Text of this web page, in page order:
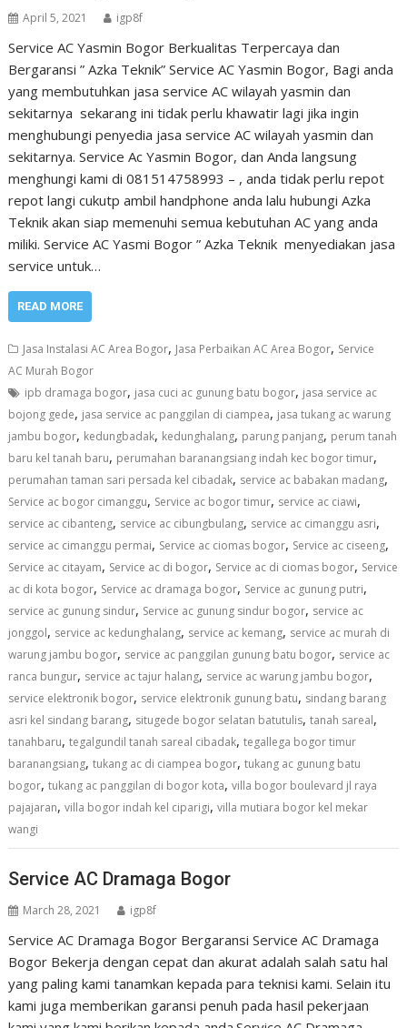
April 5, 2021 igp8f
Service AC Yasmin Bogor Berkualitas Terpercaya dan
Bergaransi ” Azka Teknik” Service AC Yasmin Bogor, Bagi anda
yang membutuhkan jasa service AC wilayah yasmin dan
sekitarnya sekarang ini tidak perlu khawatir lagi jika ingin
menghubungi penyedia jasa service AC wilayah yasmin dan
sekitarnya. Service Ac Yasmin Bogor, dan Anda langsung
menghungi kami di 081514758993 – , anda tidak perlu repot
repot langi cukutp ambil handphone anda lalu hubungi Azka
Teknik akan siap memenuhi semua kebutuhan AC yang anda
miliki. Service AC Yasmi Bogor ” Azka Teknik menyediakan jasa
service untuk…
READ MORE
Jasa Instalasi AC Area Bogor, Jasa Perbaikan AC Area Bogor, Service
AC Murah Bogor
ipb dramaga bogor, jasa cuci ac gunung batu bogor, jasa service ac
bojong gede, jasa service ac panggilan di ciampea, jasa tukang ac warung
jambu bogor, kedungbadak, kedunghalang, parung panjang, perum tanah
baru kel tanah baru, perumahan baranangsiang indah kec bogor timur,
perumahan taman sari persada kel cibadak, service ac babakan madang,
Service ac bogor cimanggu, Service ac bogor timur, service ac ciawi,
service ac cibanteng, service ac cibungbulang, service ac cimanggu asri,
service ac cimanggu permai, Service ac ciomas bogor, Service ac ciseeng,
Service ac citayam, Service ac di bogor, Service ac di ciomas bogor, Service
ac di kota bogor, Service ac dramaga bogor, Service ac gunung putri,
service ac gunung sindur, Service ac gunung sindur bogor, service ac
jonggol, service ac kedunghalang, service ac kemang, service ac murah di
warung jambu bogor, service ac panggilan gunung batu bogor, service ac
ranca bungur, service ac tajur halang, service ac warung jambu bogor,
service elektronik bogor, service elektronik gunung batu, sindang barang
asri kel sindang barang, situgede bogor selatan batutulis,tanah sareal,
tanahbaru,tegalgundil tanah sareal cibadak,tegallega bogor timur
baranangsiang,tukang ac di ciampea bogor,tukang ac gunung batu
bogor,tukang ac panggilan di bogor kota,villa bogor boulevard jl raya
pajajaran,villa bogor indah kel ciparigi,villa mutiara bogor kel mekar
wangi
Service AC Dramaga Bogor
March 28, 2021 igp8f
Service AC Dramaga Bogor Bergaransi Service AC Dramaga
Bogor Bekerja dengan cepat dan akurat adalah salah satu hal
yang paling kami tanamkan kepada para teknisi kami. Selain itu
kami juga memberikan garansi penuh pada hasil pekerjaan